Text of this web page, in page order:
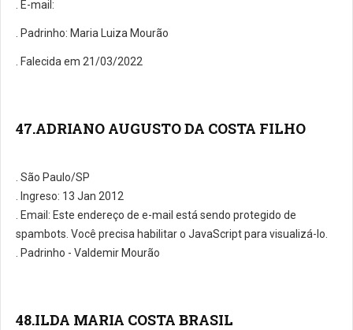
. E-mail:
. Padrinho: Maria Luiza Mourão
. Falecida em 21/03/2022
47.ADRIANO AUGUSTO DA COSTA FILHO
. São Paulo/SP
. Ingreso: 13 Jan 2012
. E­mail: Este endereço de e-mail está sendo protegido de
spambots. Você precisa habilitar o JavaScript para visualizá-lo.
. Padrinho - Valdemir Mourão
48.ILDA MARIA COSTA BRASIL